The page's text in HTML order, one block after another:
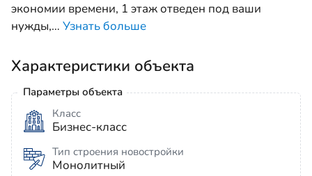
экономии времени, 1 этаж отведен под ваши
нужды,… Узнать больше
Характеристики объекта
Параметры объекта
Класс
Бизнес-класс
Тип строения новостройки
Монолитный